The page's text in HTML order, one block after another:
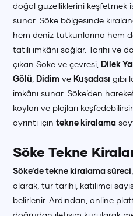
doğal güzelliklerini keşfetmek
sunar. Söke bölgesinde
hem deniz tutkunlarına hem
tatili imkânı sağlar. Tarihi ve
çıkan Söke ve çevresi, Dilek
Gölü Didim ve Kuşadası gibi
imkânı sunar. Söke’den
koyları ve plajları
ayrıntı içintekne kiralama
Söke Tekne
Söke’de tekne kiralama süreci
olarak, tur tarihi, katılımcı
belirlenir. Ardından, online